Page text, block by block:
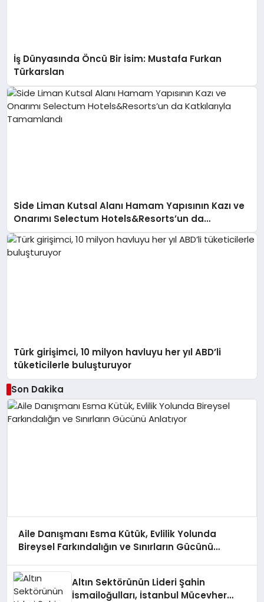
İş Dünyasında Öncü Bir İsim: Mustafa Furkan
Türkarslan
Side Liman Kutsal Alanı Hamam Yapısının Kazı ve
Onarımı Selectum Hotels&Resorts’un da
Katkılarıyla Tamamlandı
Türk girişimci, 10 milyon havluyu her yıl ABD’li
tüketicilerle buluşturuyor
Son Dakika
Aile Danışmanı Esma Kütük, Evlilik Yolunda
Bireysel Farkındalığın ve Sınırların Gücünü
Altın Sektörünün Lideri Şahin
İsmailoğulları, İstanbul Mücevher